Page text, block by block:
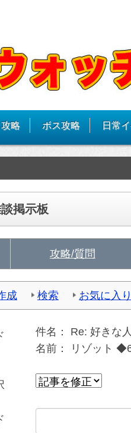
略 ボス攻略 日常
掲示板
攻略/質問
成 検索 お気に入
件名： Re: 好きな
名前：
リゾット